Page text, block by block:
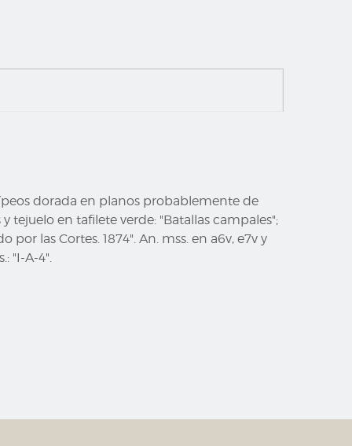
dorada en planos probablemente de
tejuelo en tafilete verde: "Batallas campales";
por las Cortes. 1874". An. mss. en a6v, e7v y
"I-A-4".